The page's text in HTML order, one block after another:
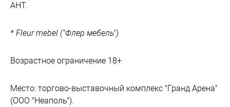
АНТ.
* Fleur mebel ("Флер мебель")
Возрастное ограничение 18+
Место: торгово-выставочный комплекс "Гранд Арена"
(ООО "Неаполь").